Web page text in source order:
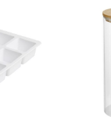
1 cm
Nerūdijantis plienas